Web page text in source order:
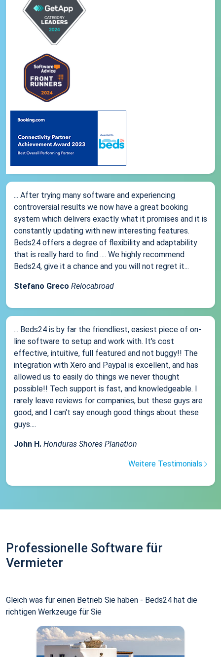
... After trying many software and experiencing
controversial results we now have a great booking
system which delivers exactly what it promises and it is
constantly updating with new interesting features.
Beds24 offers a degree of flexibility and adaptability
that is really hard to find .... We highly recommend
Beds24, give it a chance and you will not regret it...
Stefano Greco Relocabroad
... Beds24 is by far the friendliest, easiest piece of on-
line software to setup and work with. It's cost
effective, intuitive, full featured and not buggy!! The
integration with Xero and Paypal is excellent, and has
allowed us to easily do things we never thought
possible!! Tech support is fast, and knowledgeable. I
rarely leave reviews for companies, but these guys are
good, and I can't say enough good things about these
guys....
John H. Honduras Shores Planation
Weitere Testimonials
Professionelle Software für
Vermieter
Gleich was für einen Betrieb Sie haben - Beds24 hat die
richtigen Werkzeuge für Sie